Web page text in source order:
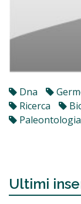
Dna
Ricerca
Paleontologia
Ultimi